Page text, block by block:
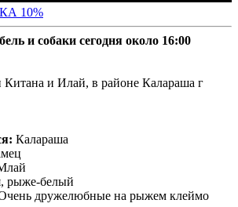
10%
и собаки сегодня около 16:00
Китана и Илай, в районе Калараша г
Калараша
рыже-белый
дружелюбные на рыжем клеймо